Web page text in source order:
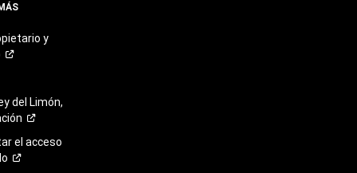
y
del Limón,
el acceso